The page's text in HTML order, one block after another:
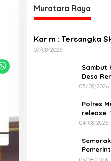
Muratara Raya
Karim : Tersangka
07/08/2026
Sambut
Desa
05/08/2026
Polres
release
Direktur
ALS dan
19 Orang
04/08/2026
Semarak
Rawas